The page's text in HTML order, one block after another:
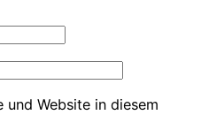
und Website in diesem